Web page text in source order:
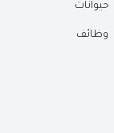
حيوانات
وظائف